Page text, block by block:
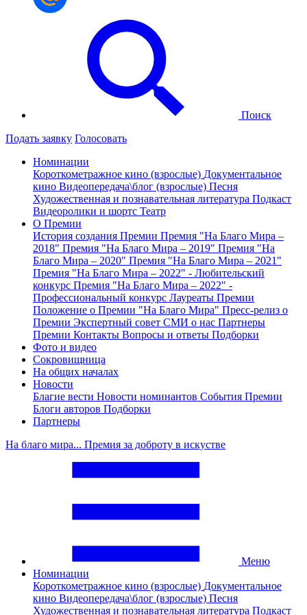
Поиск
Подать заявку Голосовать
Номинации
Короткометражное кино (взрослые) Документальное
кино Видеопередача\блог (взрослые) Песня
Художественная и познавательная литература Подкаст
Видеоролики и шортс Театр
О Премии
История создания Премии Премия "На Благо Мира –
2018" Премия "На Благо Мира – 2019" Премия "На
Благо Мира – 2020" Премия "На Благо Мира – 2021"
Премия "На Благо Мира – 2022" - Любительский
конкурс Премия "На Благо Мира – 2022" -
Профессиональный конкурс Лауреаты Премии
Положение о Премии "На Благо Мира" Пресс-релиз о
Премии Экспертный совет СМИ о нас Партнеры
Премии Контакты Вопросы и ответы Подборки
Фото и видео
Сокровищница
На общих началах
Новости
Благие вести Новости номинантов События Премии
Блоги авторов Подборки
Партнеры
На благо мира... Премия за доброту в искустве
Меню
Номинации
Короткометражное кино (взрослые) Документальное
кино Видеопередача\блог (взрослые) Песня
Художественная и познавательная литература Подкаст